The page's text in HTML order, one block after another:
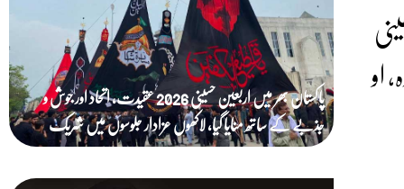
پاکستان بھر میں اربعین حسینی 2026 عقیدت، اتحاد اور جوش و
جذبے کے ساتھ منایا گیا، لاکھوں عزادار جلوسوں میں شریک
او